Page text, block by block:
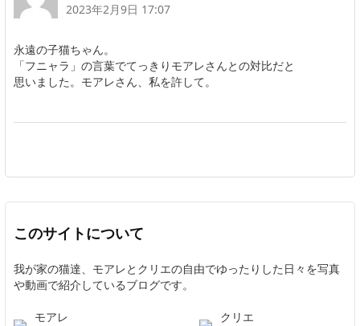
2023年2月9日 17:07
永遠の子猫ちゃん。
「フニャラ」の言葉でてっきりモアレさんとの対比だと
思いました。モアレさん、私を許して。
このサイトについて
我が家の猫達、モアレとクリエの自由でゆったりした日々を写真
や動画で紹介しているブログです。
モアレ クリエ